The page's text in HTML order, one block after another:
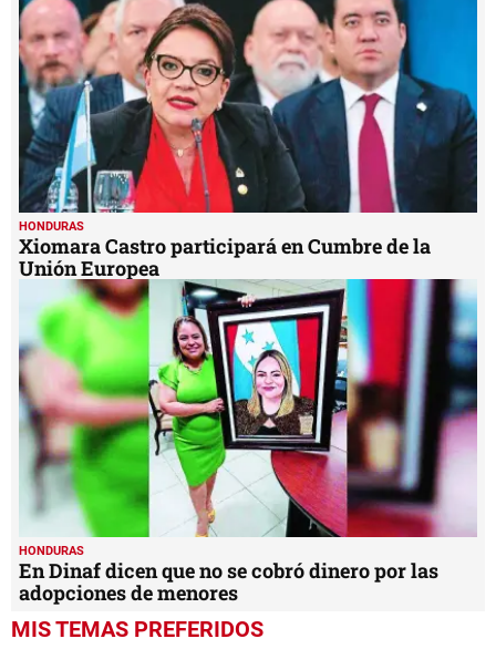
HONDURAS
Xiomara Castro participará en Cumbre de la
Unión Europea
HONDURAS
En Dinaf dicen que no se cobró dinero por las
adopciones de menores
MIS TEMAS PREFERIDOS